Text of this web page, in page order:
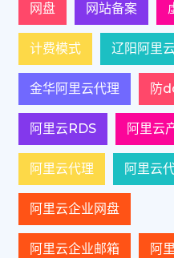
网盘 网站备案
计费模式 辽阳阿里
金华阿里云代理 防
阿里云RDS 阿里云
阿里云代理 阿里云
阿里云企业网盘
阿里云企业邮箱 阿